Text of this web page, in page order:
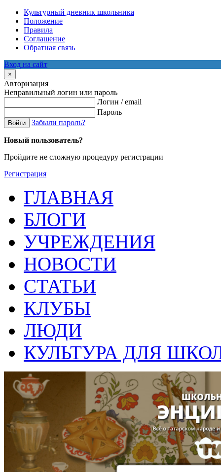
Культурный дневник школьника
Положение
Правила
Соглашение
Обратная связь
Вход на сайт
×
Авторизация
Неправильный логин или пароль
Логин / email
Пароль
Войти Забыли пароль?
Новый пользователь?
Пройдите не сложную процедуру регистрации
Регистрация
ГЛАВНАЯ
БЛОГИ
УЧРЕЖДЕНИЯ
НОВОСТИ
СТАТЬИ
КЛУБЫ
ЛЮДИ
КУЛЬТУРА ДЛЯ